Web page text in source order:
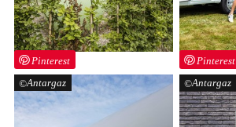
Pinterest Pinterest
Antargaz Antargaz